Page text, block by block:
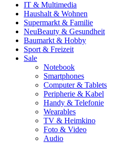
IT & Multimedia
Haushalt & Wohnen
Supermarkt & Familie
NeuBeauty & Gesundheit
Baumarkt & Hobby
Sport & Freizeit
Sale
Notebook
Smartphones
Computer & Tablets
Peripherie & Kabel
Handy & Telefonie
Wearables
TV & Heimkino
Foto & Video
Audio